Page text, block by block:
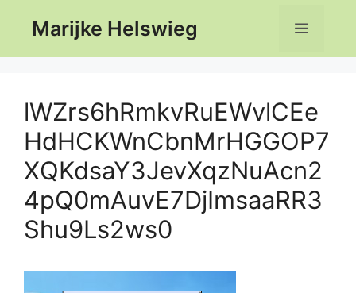
Marijke Helswieg Menu
lWZrs6hRmkvRuEWvlCEe
HdHCKWnCbnMrHGGOP7
XQKdsaY3JevXqzNuAcn2
4pQ0mAuvE7DjImsaaRR3
Shu9Ls2ws0